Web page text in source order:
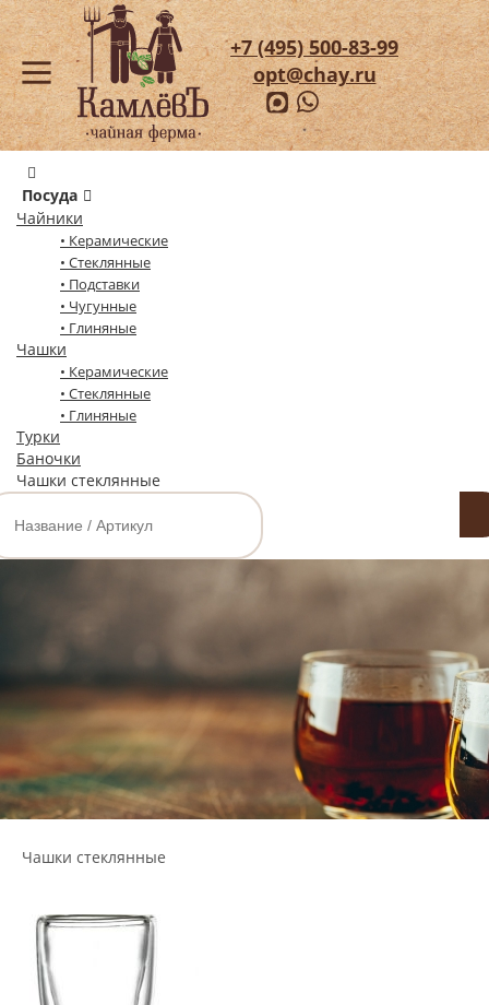
+7 (495) 500-83-99
opt@chay.ru
Посуда
Чайники
• Керамические
• Стеклянные
• Подставки
• Чугунные
• Глиняные
Чашки
• Керамические
• Стеклянные
• Глиняные
Турки
Баночки
Чашки стеклянные
Чашки стеклянные